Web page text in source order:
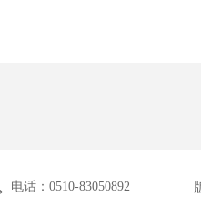
电话： 0510-83050892